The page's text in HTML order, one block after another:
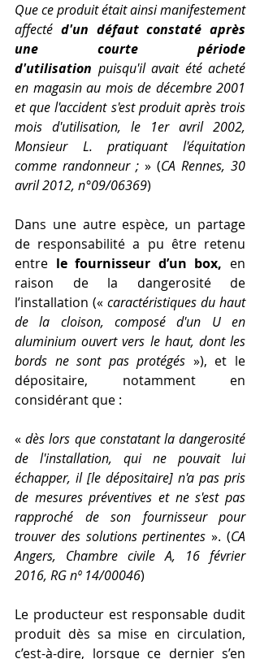
Que ce produit était ainsi manifestement
affecté d'un défaut constaté après
une courte période
d'utilisation puisqu'il avait été acheté
en magasin au mois de décembre 2001
et que l'accident s'est produit après trois
mois d'utilisation, le 1er avril 2002,
Monsieur L. pratiquant l'équitation
comme randonneur ; » (CA Rennes, 30
avril 2012, n°09/06369)
Dans une autre espèce, un partage
de responsabilité a pu être retenu
entre le fournisseur d’un box, en
raison de la dangerosité de
l’installation (« caractéristiques du haut
de la cloison, composé d'un U en
aluminium ouvert vers le haut, dont les
bords ne sont pas protégés »), et le
dépositaire, notamment en
considérant que :
« dès lors que constatant la dangerosité
de l'installation, qui ne pouvait lui
échapper, il [le dépositaire] n'a pas pris
de mesures préventives et ne s'est pas
rapproché de son fournisseur pour
trouver des solutions pertinentes ». (CA
Angers, Chambre civile A, 16 février
2016, RG nº 14/00046)
Le producteur est responsable dudit
produit dès sa mise en circulation,
c’est-à-dire, lorsque ce dernier s’en